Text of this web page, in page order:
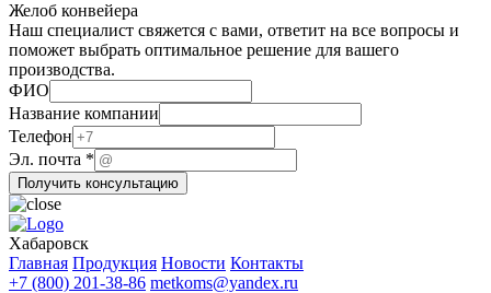
Желоб конвейера
Наш специалист свяжется с вами, ответит на все вопросы и
поможет выбрать оптимальное решение для вашего
производства.
ФИО
Название компании
ФИО
Название
компании
Телефон
Эл. почта *
Получить консультацию
Хабаровск
Главная Продукция Новости Контакты
+7 (800) 201-38-86 metkoms@yandex.ru